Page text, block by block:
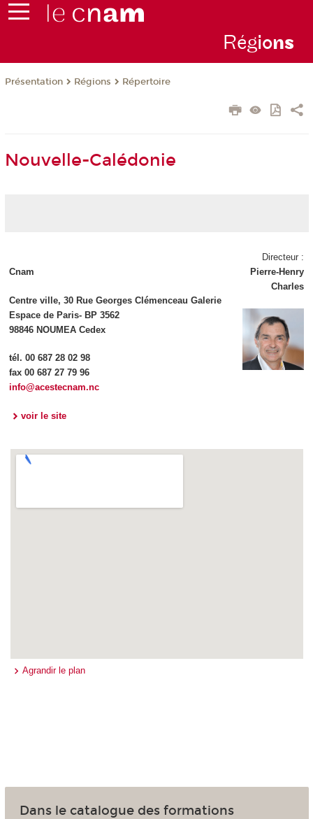
Régions
Présentation Régions Répertoire
Nouvelle-Calédonie
Cnam
Centre ville, 30 Rue Georges Clémenceau Galerie
Espace de Paris- BP 3562
98846 NOUMEA Cedex
tél. 00 687 28 02 98
fax 00 687 27 79 96
info@acestecnam.nc
voir le site
Directeur :
Pierre-Henry
Charles
Agrandir le plan
Dans le catalogue des formations